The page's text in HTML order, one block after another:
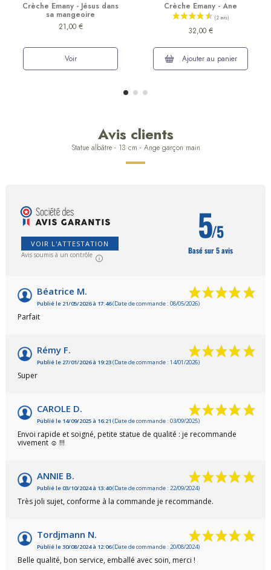
Crèche Emany - Jésus dans
sa mangeoire
21,00 €
Voir
Crèche Emany - Ane
32,00 €
Ajouter au panier
Avis clients
Statue albâtre - 13 cm - Ange garçon main
VOIR L'ATTESTATION
Avis soumis à un contrôle
5/5
Basé sur 5 avis
Béatrice M.
Publié le 21/05/2026 à 17:46(Date de commande : 08/05/2026)
Parfait
Rémy F.
Publié le 27/01/2026 à 19:23(Date de commande : 14/01/2026)
Super
CAROLE D.
Publié le 14/09/2025 à 16:21 (Date de commande : 03/09/2025)
Envoi rapide et soigné, petite statue de qualité : je recommande
vivement ☺️ !!!
ANNIE B.
Publié le 03/10/2024 à 13:40(Date de commande : 22/09/2024)
Très joli sujet, conforme à la commande je recommande.
Tordjmann N.
Publié le 30/08/2024 à 12:06(Date de commande : 20/08/2024)
Belle qualité, bon service, emballé avec soin, merci !